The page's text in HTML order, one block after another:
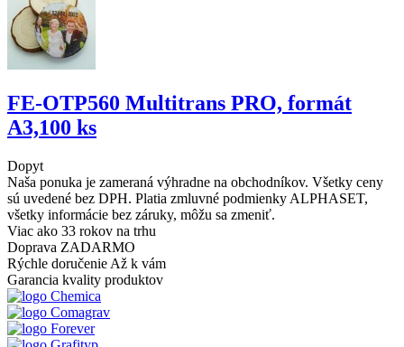
FE-OTP560 Multitrans PRO, formát
A3,100 ks
Dopyt
Naša ponuka je zameraná výhradne na obchodníkov. Všetky ceny
sú uvedené bez DPH. Platia zmluvné podmienky ALPHASET,
všetky informácie bez záruky, môžu sa zmeniť.
Viac ako 33 rokov na trhu
Doprava ZADARMO
Rýchle doručenie Až k vám
Garancia kvality produktov